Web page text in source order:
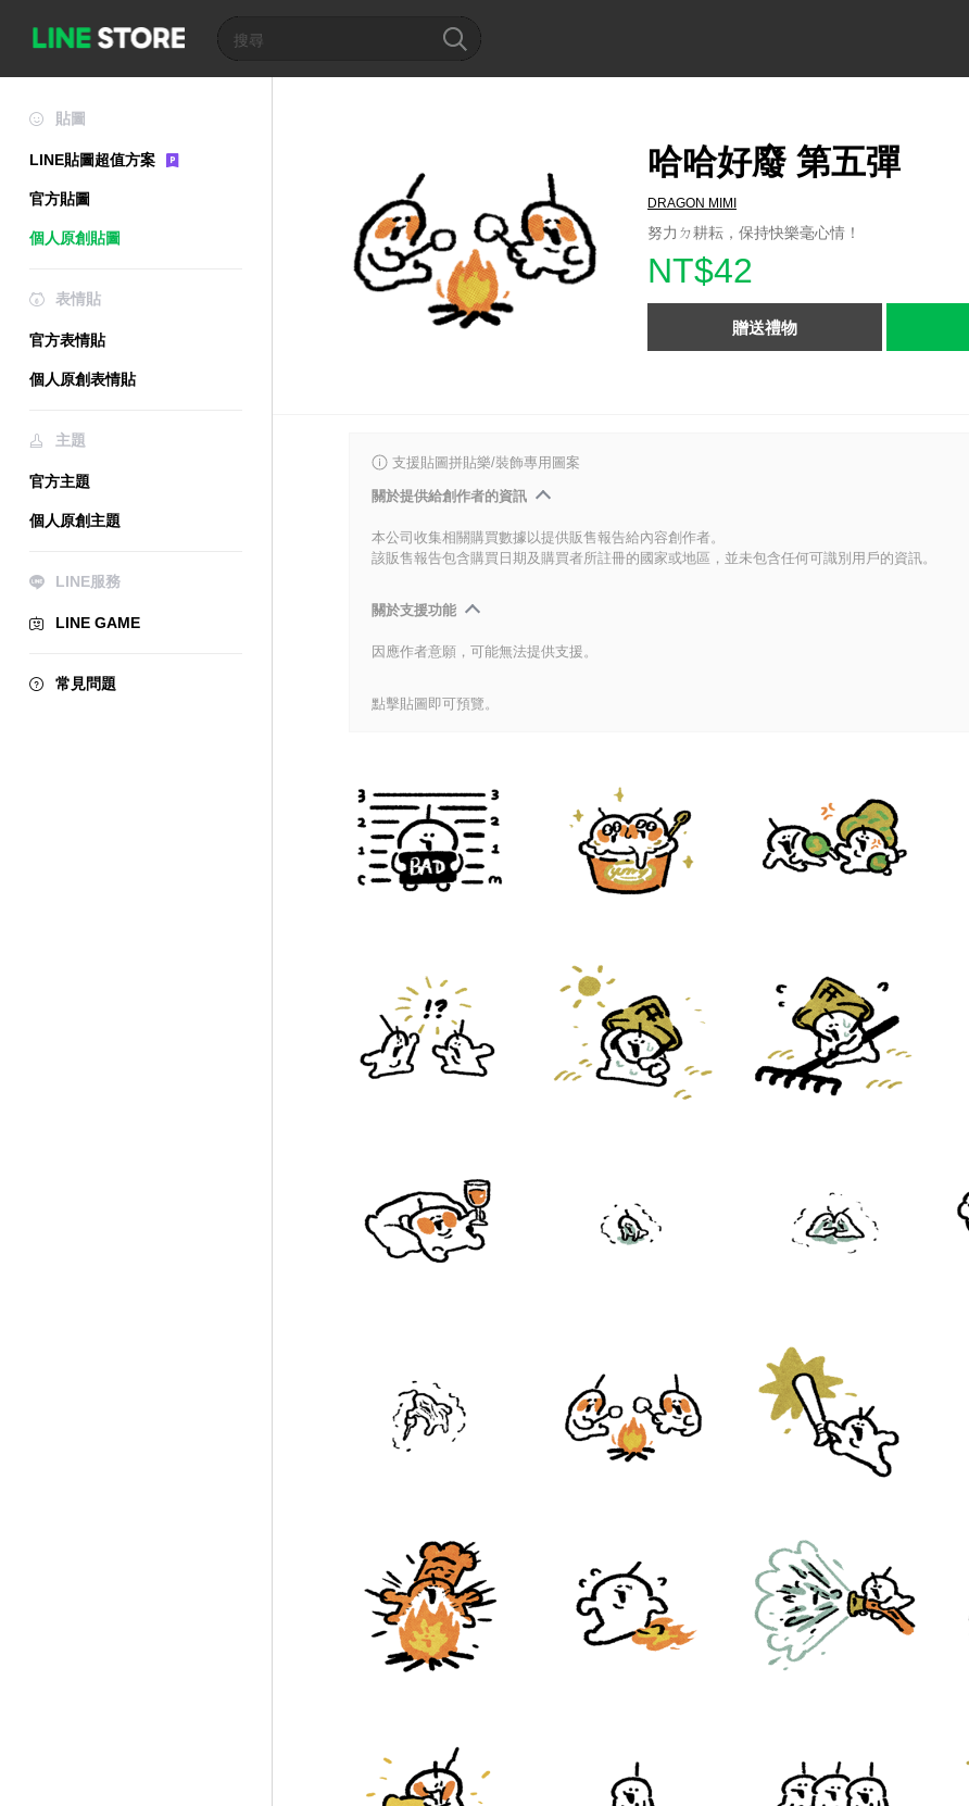
貼圖
LINE貼圖超值方案
官方貼圖
個人原創貼圖
表情貼
官方表情貼
個人原創表情貼
主題
官方主題
個人原創主題
LINE服務
LINE GAME
常見問題
哈哈好廢 第五彈
DRAGON MIMI
努力ㄉ耕耘，保持快樂毫心情！
NT$42
贈送禮物
支援貼圖拼貼樂/裝飾專用圖案
關於提供給創作者的資訊
本公司收集相關購買數據以提供販售報告給內容創作者。
該販售報告包含購買日期及購買者所註冊的國家或地區，並未包含任何可識別用戶的資訊。
關於支援功能
因應作者意願，可能無法提供支援。
點擊貼圖即可預覽。